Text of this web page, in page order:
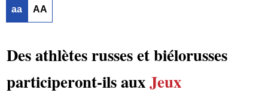
aa AA
Des athlètes russes et biélorusses
participeront-ils auxJeux